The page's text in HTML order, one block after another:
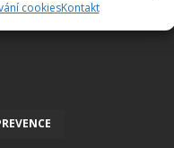
cookiesKontakt